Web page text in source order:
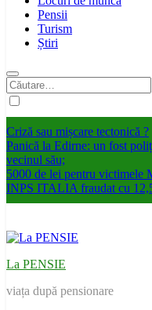
Pensii
Turism
Știri
Caută
după:
Criză sau mișcare tectonică ?
Panică la Edirne: un fost
vecinul său;
5000 de lei pentru victimele
INPS ITALIA fraudat cu
La PENSIE
viața după pensionare